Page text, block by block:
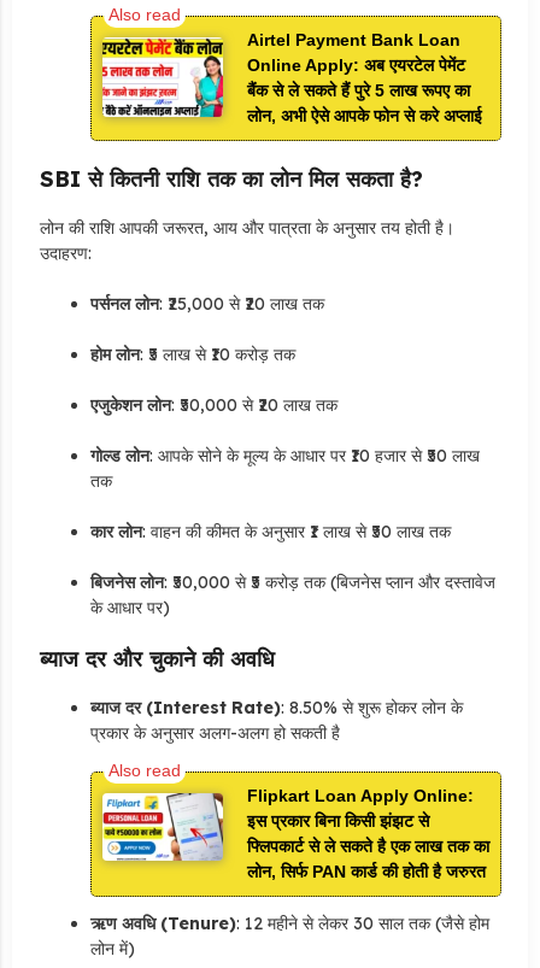
Airtel Payment Bank Loan
Online Apply: अब एयरटेल पेमेंट
बैंक से ले सकते हैं पुरे 5 लाख रूपए का
लोन, अभी ऐसे आपके फोन से करे अप्लाई
SBI से कितनी राशि तक का लोन मिल सकता है?
लोन की राशि आपकी जरूरत, आय और पात्रता के अनुसार तय होती है।
उदाहरण:
पर्सनल लोन: ₹25,000 से ₹20 लाख तक
होम लोन: ₹5 लाख से ₹10 करोड़ तक
एजुकेशन लोन: ₹50,000 से ₹20 लाख तक
गोल्ड लोन: आपके सोने के मूल्य के आधार पर ₹10 हजार से ₹50 लाख
तक
कार लोन: वाहन की कीमत के अनुसार ₹1 लाख से ₹50 लाख तक
बिजनेस लोन: ₹50,000 से ₹5 करोड़ तक (बिजनेस प्लान और दस्तावेज
के आधार पर)
ब्याज दर और चुकाने की अवधि
ब्याज दर (Interest Rate): 8.50% से शुरू होकर लोन के
प्रकार के अनुसार अलग-अलग हो सकती है
Flipkart Loan Apply Online:
इस प्रकार बिना किसी झंझट से
फ्लिपकार्ट से ले सकते है एक लाख तक का
लोन, सिर्फ PAN कार्ड की होती है जरुरत
ऋण अवधि (Tenure): 12 महीने से लेकर 30 साल तक (जैसे होम
लोन में)